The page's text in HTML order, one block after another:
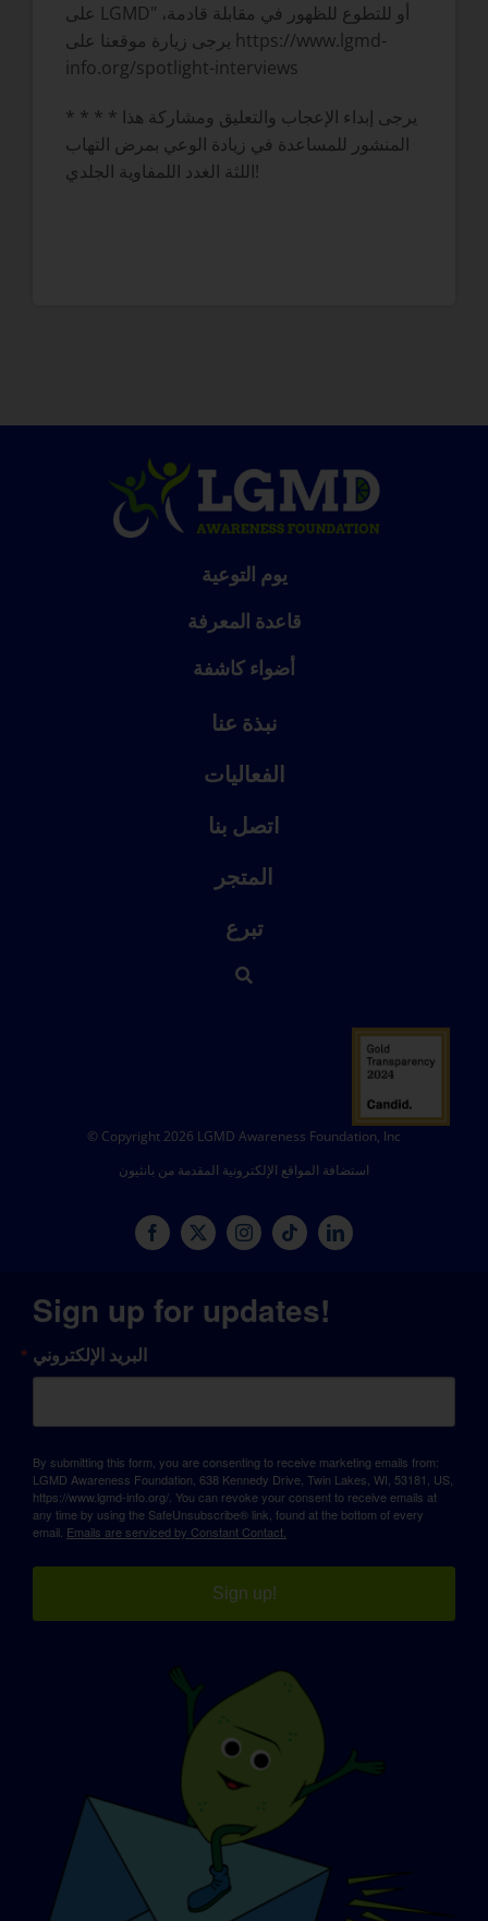
على LGMD" أو للتطوع للظهور في مقابلة قادمة،
يرجى زيارة موقعنا على https://www.lgmd-
info.org/spotlight-interviews
* * * * يرجى إبداء الإعجاب والتعليق ومشاركة هذا
المنشور للمساعدة في زيادة الوعي بمرض التهاب
اللثة الغدد اللمفاوية الجلدي!
يوم التوعية
قاعدة المعرفة
أضواء كاشفة
نبذة عنا
الفعاليات
اتصل بنا
المتجر
تبرع
© Copyright 2026 LGMD Awareness Foundation, Inc
استضافة المواقع الإلكترونية المقدمة من بانثيون
Sign up for updates!
البريد الإلكتروني
By submitting this form, you are consenting to receive marketing emails from:
LGMD Awareness Foundation, 638 Kennedy Drive, Twin Lakes, WI, 53181, US,
https://www.lgmd-info.org/. You can revoke your consent to receive emails at
any time by using the SafeUnsubscribe® link, found at the bottom of every
email. Emails are serviced by Constant Contact.
Sign up!